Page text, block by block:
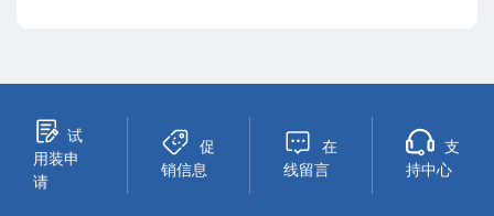
试
用装申
请
促
销信息
在
线留言
支
持中心